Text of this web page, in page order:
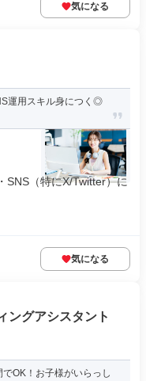
気になる
運用スキル身につく◎
SNS（特にX/Twitter）に
気になる
ングアシスタント
OK！お子様がいらっし